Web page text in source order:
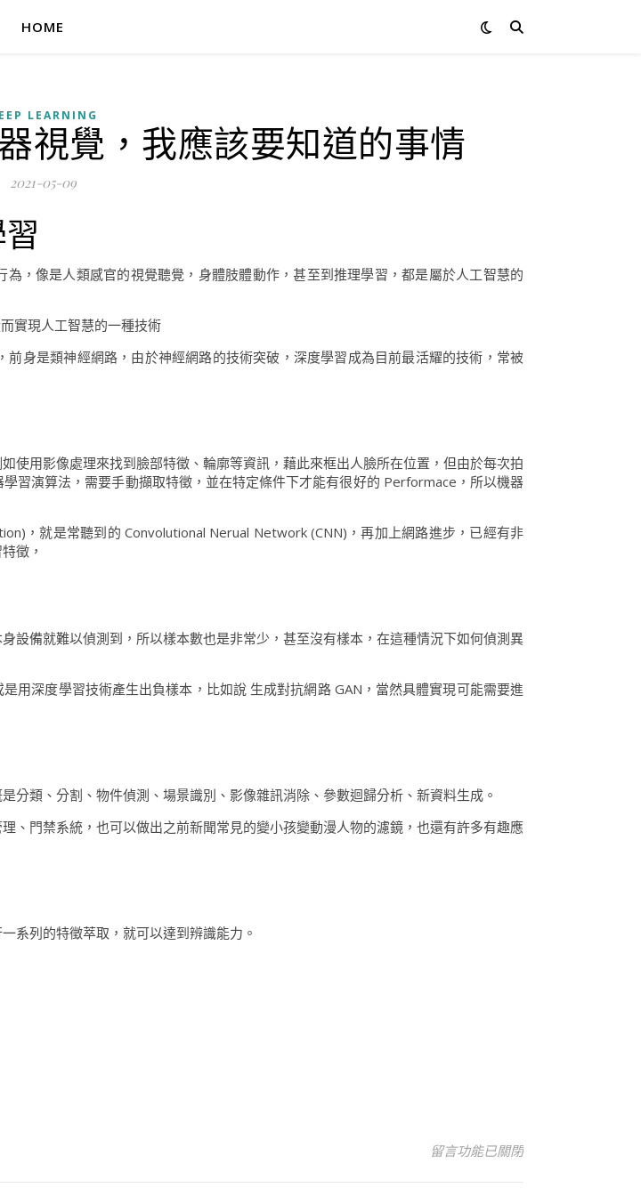
HOME
LEARNING
視覺，我應該要知道的事情
2021-05-09
，像是人類感官的視覺聽覺，身體肢體動作，甚至到推理學習，都是屬於人工智慧的
實現人工智慧的一種技術
前身是類神經網路，由於神經網路的技術突破，深度學習成為目前最活耀的技術，常被
使用影像處理來找到臉部特徵、輪廓等資訊，藉此來框出人臉所在位置，但由於每次拍
習演算法，需要手動擷取特徵，並在特定條件下才能有很好的 Performace，所以機器
，就是常聽到的 Convolutional Nerual Network (CNN)，再加上網路進步，已經有非
徵，
設備就難以偵測到，所以樣本數也是非常少，甚至沒有樣本，在這種情況下如何偵測異
用深度學習技術產生出負樣本，比如說 生成對抗網路 GAN，當然具體實現可能需要進
分類、分割、物件偵測、場景識別、影像雜訊消除、參數迴歸分析、新資料生成。
、門禁系統，也可以做出之前新聞常見的變小孩變動漫人物的濾鏡，也還有許多有趣應
系列的特徵萃取，就可以達到辨識能力。
在〈深度學習：關於 AI 與機器視
留言功能已關閉